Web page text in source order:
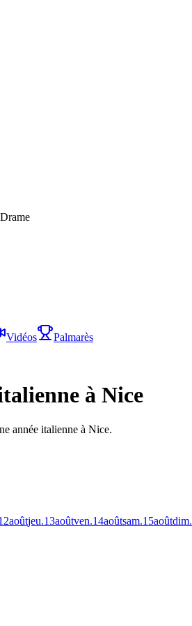
Drame
Vidéos
Palmarès
à Nice
année italienne à Nice.
aoûtjeu.13aoûtven.14aoûtsam.15aoûtdim.